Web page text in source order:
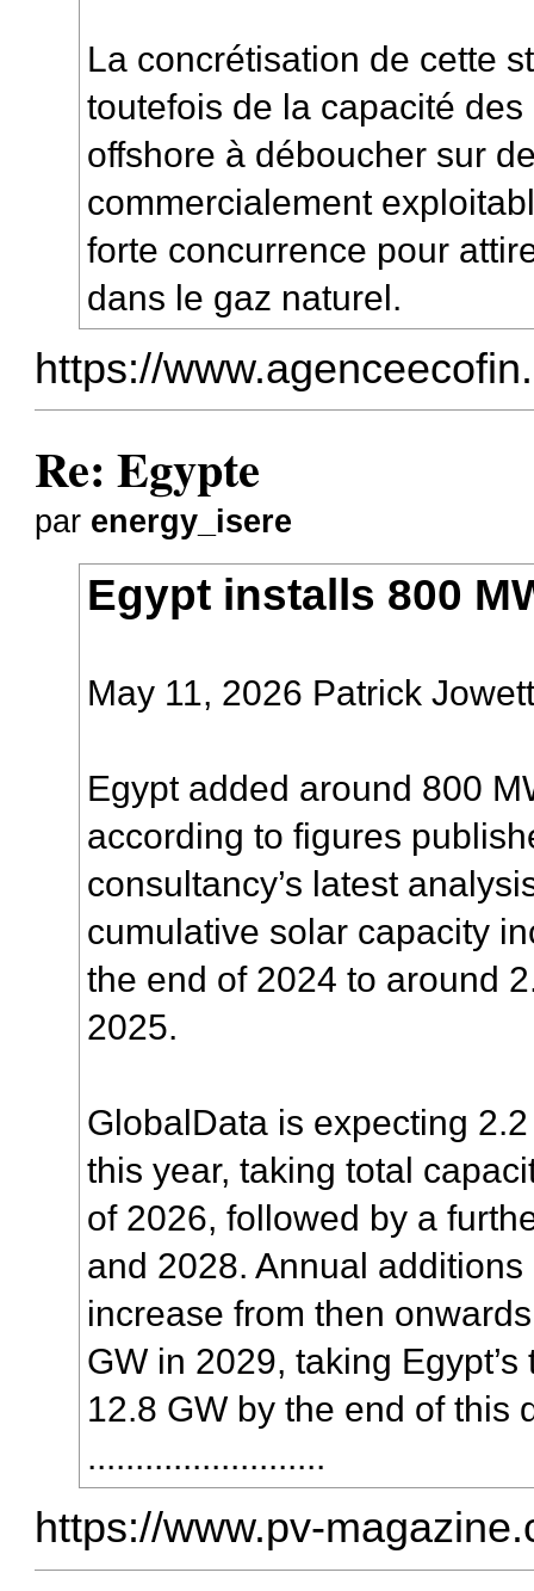
La concrétisation de cette
toutefois de la capacité
offshore à déboucher sur
commercialement
forte concurrence pour
dans le gaz naturel.
https://
Re: Egypte
par energy_isere
Egypt installs 800
May 11, 2026 Patrick
Egypt added around 800
according to figures
consultancy’s latest
cumulative solar capacity
the end of 2024 to around
2025.
GlobalData is expecting
this year, taking total
of 2026, followed by a
and 2028. Annual
increase from then
GW in 2029, taking
12.8 GW by the end of this
.........................
https://www.pv-